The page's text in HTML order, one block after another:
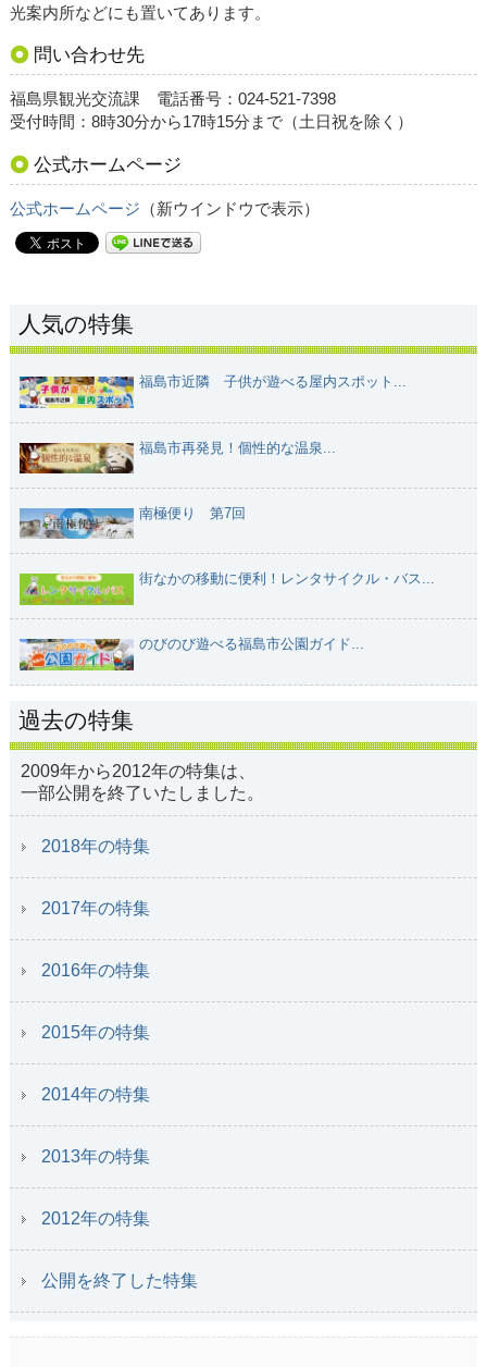
光案内所などにも置いてあります。
問い合わせ先
福島県観光交流課 電話番号：024-521-7398
受付時間：8時30分から17時15分まで（土日祝を除く）
公式ホームページ
公式ホームページ （新ウインドウで表示）
人気の特集
福島市近隣 子供が遊べる屋内スポット...
福島市再発見！個性的な温泉...
南極便り 第7回
街なかの移動に便利！レンタサイクル・バス...
のびのび遊べる福島市公園ガイド...
過去の特集
2009年から2012年の特集は、
一部公開を終了いたしました。
2018年の特集
2017年の特集
2016年の特集
2015年の特集
2014年の特集
2013年の特集
2012年の特集
公開を終了した特集